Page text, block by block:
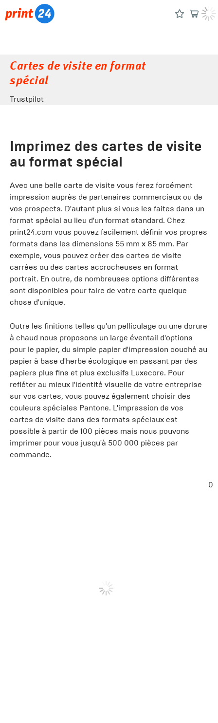
Cartes de visite en format
spécial
Trustpilot
Imprimez des cartes de visite
au format spécial
Avec une belle carte de visite vous ferez forcément
impression auprès de partenaires commerciaux ou de
vos prospects. D'autant plus si vous les faites dans un
format spécial au lieu d'un format standard. Chez
print24.com vous pouvez facilement définir vos propres
formats dans les dimensions 55 mm x 85 mm. Par
exemple, vous pouvez créer des cartes de visite
carrées ou des cartes accrocheuses en format
portrait. En outre, de nombreuses options différentes
sont disponibles pour faire de votre carte quelque
chose d'unique.
Outre les finitions telles qu'un pelliculage ou une dorure
à chaud nous proposons un large éventail d'options
pour le papier, du simple papier d'impression couché au
papier à base d'herbe écologique en passant par des
papiers plus fins et plus exclusifs Luxecore. Pour
refléter au mieux l'identité visuelle de votre entreprise
sur vos cartes, vous pouvez également choisir des
couleurs spéciales Pantone. L'impression de vos
cartes de visite dans des formats spéciaux est
possible à partir de 100 pièces mais nous pouvons
imprimer pour vous jusqu'à 500 000 pièces par
commande.
0